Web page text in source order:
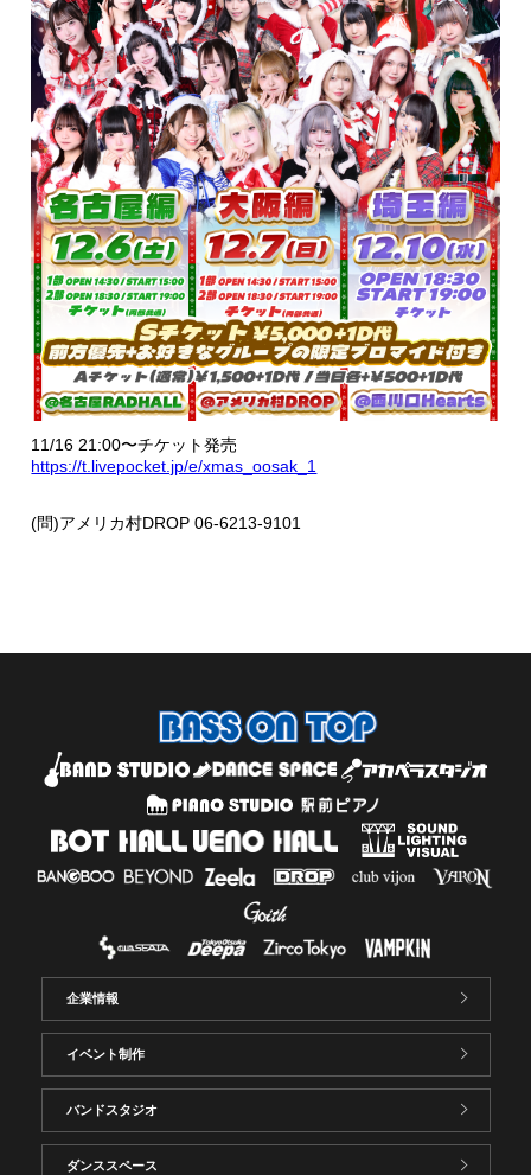
11/16 21:00〜チケット発売
https://t.livepocket.jp/e/xmas_oosak_1
(問)アメリカ村DROP 06-6213-9101
企業情報
イベント制作
バンドスタジオ
ダンススペース